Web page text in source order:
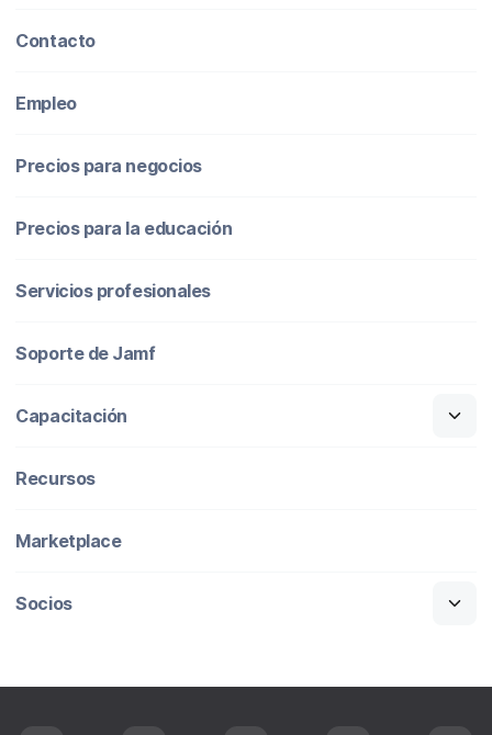
Contacto
Empleo
Precios para negocios
Precios para la educación
Servicios profesionales
Soporte de Jamf
Capacitación
Recursos
Marketplace
Socios